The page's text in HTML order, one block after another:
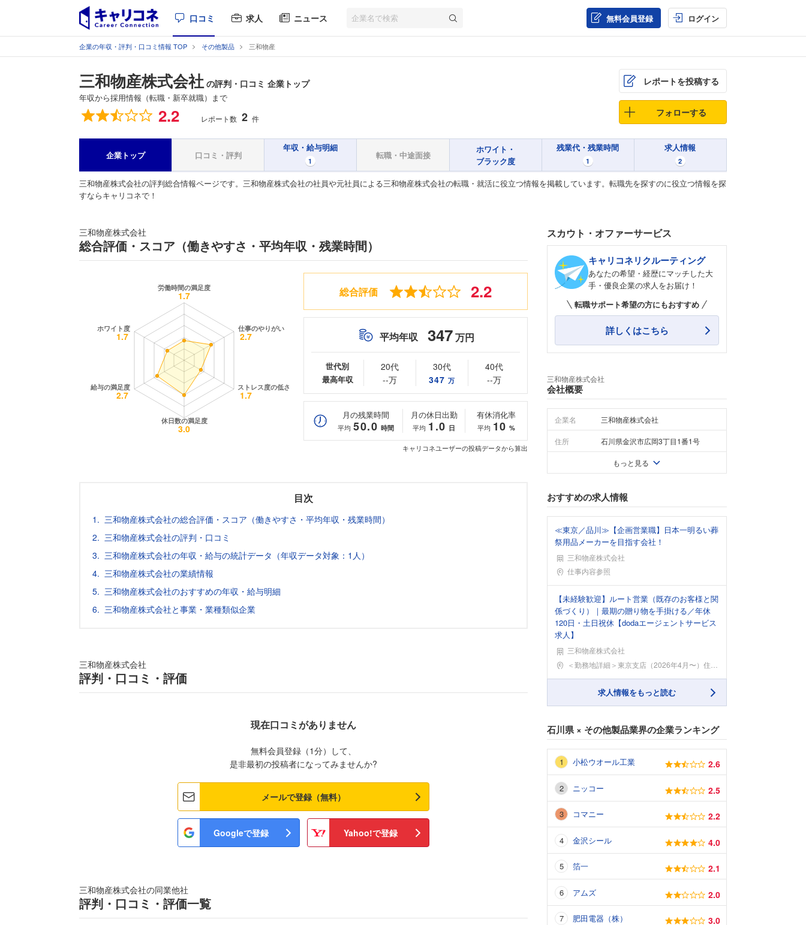
口コミ 求人 ニュース 無料会員登録 ログイン
企業の年収・評判・口コミ情報 TOP その他製品 三和物産
三和物産株式会社 の評判・口コミ 企業トップ
年収から採用情報（転職・新卒就職）まで
総合評価 2.2 レポート数 2 件
レポートを投稿する
フォローする
企業トップ 口コミ・評判
年収・給与明細
1
転職・中途面接
ホワイト・
ブラック度
残業代・残業時間
1
求人情報
2
三和物産株式会社の評判総合情報ページです。三和物産株式会社の社員や元社員による三和物産株式会社の転職・就活に役立つ情報を掲載しています。転職先を探すのに役立つ情報を探
すならキャリコネで！
三和物産株式会社
総合評価・スコア（働きやすさ・平均年収・残業時間）
総合評価 2.2
平均年収 347万円
世代別
最高年収
20代
--万
30代
347 万
40代
--万
月の残業時間
平均 50.0 時間
月の休日出勤
平均 1.0 日
有休消化率
平均 10 %
キャリコネユーザーの投稿データから算出
目次
三和物産株式会社の総合評価・スコア（働きやすさ・平均年収・残業時間）
三和物産株式会社の評判・口コミ
三和物産株式会社の年収・給与の統計データ（年収データ対象：1人）
三和物産株式会社の業績情報
三和物産株式会社のおすすめの年収・給与明細
三和物産株式会社と事業・業種類似企業
三和物産株式会社
評判・口コミ・評価
現在口コミがありません
無料会員登録（1分）して、
是非最初の投稿者になってみませんか?
メールで登録（無料）
Googleで登録 Yahoo!で登録
三和物産株式会社の同業他社
評判・口コミ・評価一覧
スカウト・オファーサービス
キャリコネリクルーティング
あなたの希望・経歴にマッチした大
手・優良企業の求人をお届け！
転職サポート希望の方にもおすすめ
詳しくはこちら
三和物産株式会社
会社概要
企業名 三和物産株式会社
住所 石川県金沢市広岡3丁目1番1号
もっと見る
おすすめの求人情報
≪東京／品川≫【企画営業職】日本一明るい葬
祭用品メーカーを目指す会社！
三和物産株式会社
勤務地仕事内容参照
【未経験歓迎】ルート営業（既存のお客様と関
係づくり）｜最期の贈り物を手掛ける／年休
120日・土日祝休【dodaエージェントサービス
求人】
三和物産株式会社
勤務地＜勤務地詳細＞東京支店（2026年4月〜）住所：東
求人情報をもっと読む
石川県× その他製品業界の企業ランキング
小松ウオール工業 2.6
ニッコー 2.5
コマニー 2.2
金沢シール 4.0
箔一 2.1
アムズ 2.0
肥田電器（株） 3.0